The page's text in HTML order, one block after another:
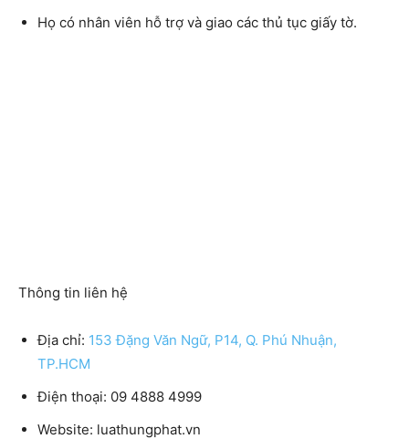
Họ có nhân viên hỗ trợ và giao các thủ tục giấy tờ.
Thông tin liên hệ
Địa chỉ: 153 Đặng Văn Ngữ, P14, Q. Phú Nhuận,
TP.HCM
Điện thoại: 09 4888 4999
Website: luathungphat.vn